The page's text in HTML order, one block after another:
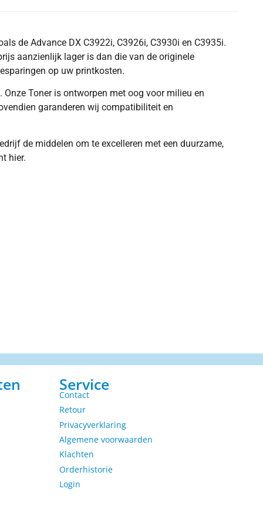
de Advance DX C3922i, C3926i, C3930i en C3935i.
aanzienlijk lager is dan die van de originele
op uw printkosten.
Toner is ontworpen met oog voor milieu en
garanderen wij compatibiliteit en
de middelen om te excelleren met een duurzame,
hier.
Service
Contact
Retour
Privacyverklaring
Algemene voorwaarden
Klachten
Orderhistorie
Login